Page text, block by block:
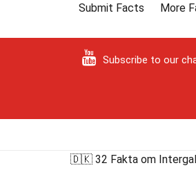
Submit Facts
More
Subscribe to our
🇩🇰 32 Fakta om